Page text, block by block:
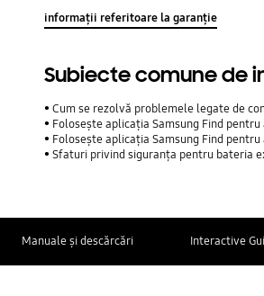
informații referitoare la garanție
Subiecte comune de
Cum se rezolvă problemele legate de
Folosește aplicația Samsung Find
Folosește aplicația Samsung Find
Sfaturi privind siguranța pentru bateria
Manuale și descărcări Interactive